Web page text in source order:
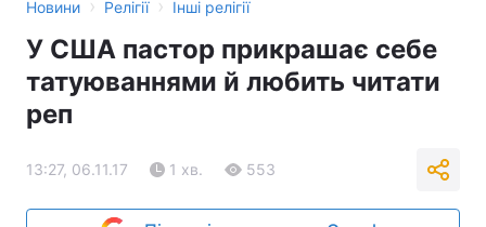
Новини › Релігії › Інші релігії
У США пастор прикрашає себе
татуюваннями й любить читати
реп
13:27, 06.11.17 1 хв. 553